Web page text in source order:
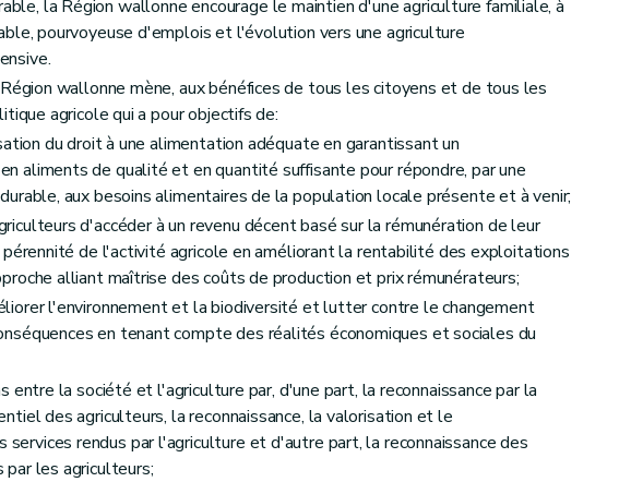
de données à caractère personnel de l'organisme payeur
la Région wallonne encourage le maintien d'une agriculture familiale, à
pourvoyeuse d'emplois et l'évolution vers une agriculture
wallonne mène, aux bénéfices de tous les citoyens et de tous les
agricole qui a pour objectifs de:
du droit à une alimentation adéquate en garantissant un
aliments de qualité et en quantité suffisante pour répondre, par une
aux besoins alimentaires de la population locale présente et à venir;
d'accéder à un revenu décent basé sur la rémunération de leur
de l'activité agricole en améliorant la rentabilité des exploitations
alliant maîtrise des coûts de production et prix rémunérateurs;
l'environnement et la biodiversité et lutter contre le changement
en tenant compte des réalités économiques et sociales du
entre la société et l'agriculture par, d'une part, la reconnaissance par la
des agriculteurs, la reconnaissance, la valorisation et le
rendus par l'agriculture et d'autre part, la reconnaissance des
les agriculteurs;